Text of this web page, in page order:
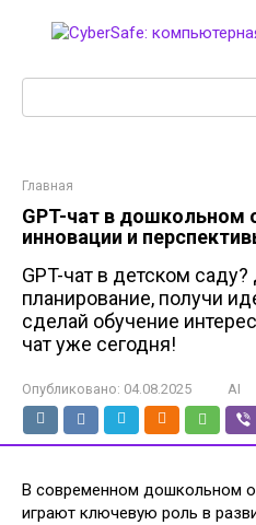
Главная
GPT-чат в дошкольном
инновации и
GPT-чат в детском
планирование, получи
сделай обучение
чат уже сегодня!
Опубликовано: 04.08.2025 AI
В современном дошкольном
играют ключевую роль в